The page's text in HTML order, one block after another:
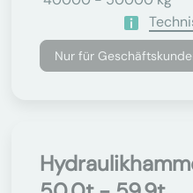
Nur für